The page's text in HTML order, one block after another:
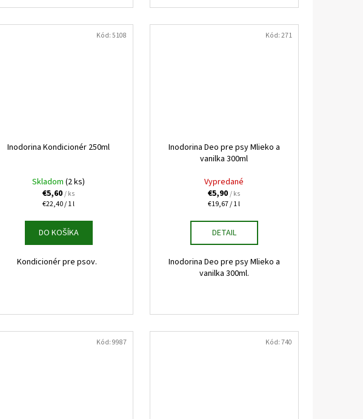
Inodorina Kondicionér 250ml
Skladom(2 ks)
€5,60/ ks
Jednotková
€22,40 / 1 l
DO KOŠÍKA
Kondicionér pre psov.
Kód:5108
Inodorina Deo pre psy Mlieko a
vanilka 300ml
Vypredané
€5,90/ ks
Jednotková
€19,67 / 1 l
DETAIL
Inodorina Deo pre psy Mlieko a
vanilka 300ml.
Kód:271
Kód:9987 Kód:740